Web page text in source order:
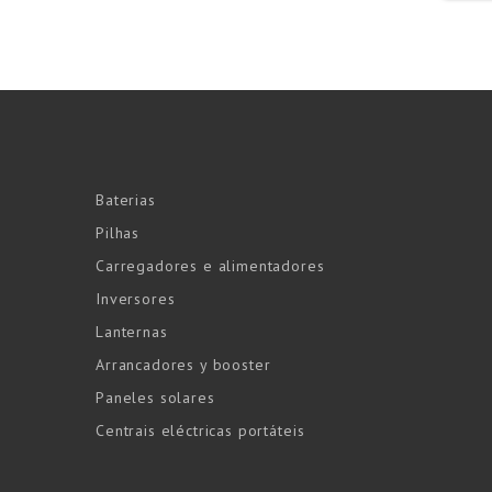
Baterias
Pilhas
Carregadores e alimentadores
Inversores
Lanternas
Arrancadores y booster
Paneles solares
Centrais eléctricas portáteis